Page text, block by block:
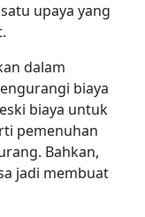
upaya yang
dalam
biaya
biaya untuk
pemenuhan
Bahkan,
jadi membuat